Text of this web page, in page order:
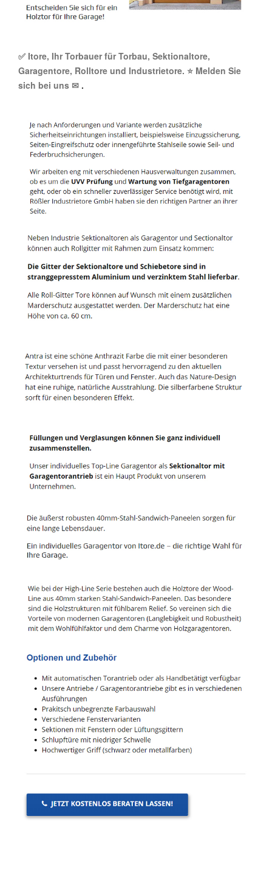
✅ Itore, Ihr Torbauer für Torbau, Sektionaltore,
Garagentore, Rolltore und Industrietore. ⭐ Melden Sie
sich bei uns ✉ .